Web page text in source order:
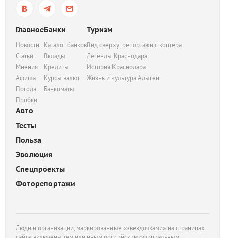
Главное
Новости
Статьи
Мнения
Афиша
Погода
Пробки
Банки
Каталог банков
Вклады
Кредиты
Курсы валют
Банкоматы
Туризм
Вид сверху: репортажи с коптера
Легенды Краснодара
История Краснодара
Жизнь и культура Адыгеи
Авто
Тесты
Польза
Эволюция
Спецпроекты
Фоторепортажи
Люди и организации, маркированные «звездочками» на страницах